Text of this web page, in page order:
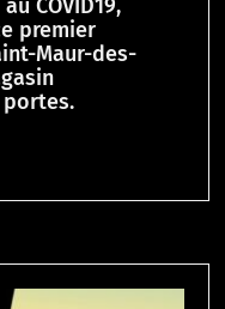
COVID19,
premier
Maur-des-
portes.